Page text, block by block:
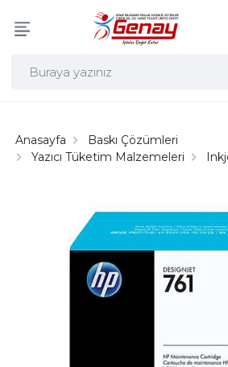
Anasayfa
Baskı Çözümleri
Yazıcı Tüketim Malzemeleri